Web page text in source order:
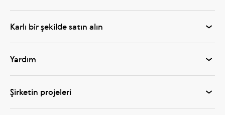
Karlı bir şekilde satın alın
Yardım
Şirketin projeleri